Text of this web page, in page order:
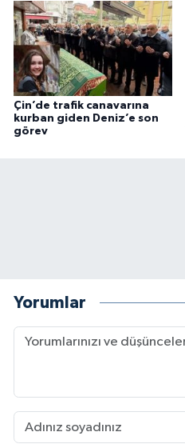
Çin’de trafik canavarına
kurban giden Deniz’e son
görev
Yorumlar